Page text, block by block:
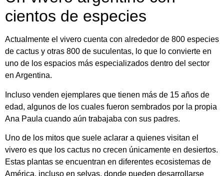
cientos de especies
Actualmente el vivero cuenta con alrededor de 800 especies
de cactus y otras 800 de suculentas, lo que lo convierte en
uno de los espacios más especializados dentro del sector
en Argentina.
Incluso venden ejemplares que tienen más de 15 años de
edad, algunos de los cuales fueron sembrados por la propia
Ana Paula cuando aún trabajaba con sus padres.
Uno de los mitos que suele aclarar a quienes visitan el
vivero es que los cactus no crecen únicamente en desiertos.
Estas plantas se encuentran en diferentes ecosistemas de
América, incluso en selvas, donde pueden desarrollarse